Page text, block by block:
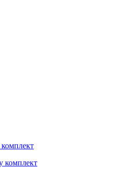
комплект